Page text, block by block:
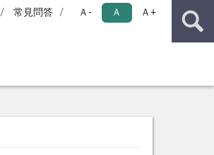
常見問答 Ａ- Ａ Ａ+